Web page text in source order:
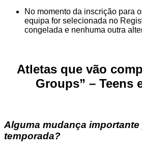
No momento da inscrição para
equipa for selecionada no
congelada e nenhuma outra
Atletas que vão
Groups” – Teens
Alguma mudança importante
temporada?